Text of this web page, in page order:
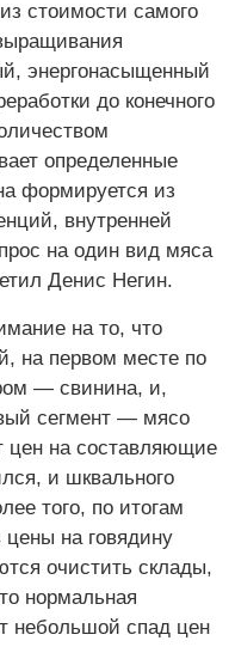
стоимости самого
энергонасыщенный
до конечного
определенные
формируется из
внутренней
на один вид мяса
Денис Негин.
на то, что
на первом месте по
— свинина, и,
сегмент — мясо
цен на составляющие
и шквального
того, по итогам
на говядину
очистить склады,
нормальная
небольшой спад цен